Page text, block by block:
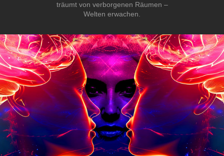
träumt von verborgenen Räumen –
Welten erwachen.